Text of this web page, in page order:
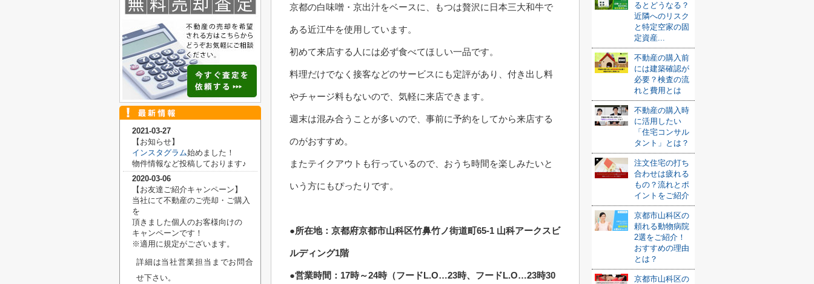
京都の白味噌・京出汁をベースに、もつは贅沢に日本三大和牛で
ある近江牛を使用しています。
初めて来店する人には必ず食べてほしい一品です。
料理だけでなく接客などのサービスにも定評があり、付き出し料
やチャージ料もないので、気軽に来店できます。
週末は混み合うことが多いので、事前に予約をしてから来店する
のがおすすめ。
またテイクアウトも行っているので、おうち時間を楽しみたいと
いう方にもぴったりです。
●所在地：京都府京都市山科区竹鼻竹ノ街道町65-1 山科アークスビ
ルディング1階
●営業時間：17時～24時（フードL.O…23時、フードL.O…23時30
るとどうなる？
近隣へのリスク
と特定空家の固
定資産...
不動産の購入前
には建築確認が
必要？検査の流
れと費用とは
不動産の購入時
に活用したい
「住宅コンサル
タント」とは？
注文住宅の打ち
合わせは疲れる
もの？流れとポ
イントをご紹介
京都市山科区の
頼れる動物病院
2選をご紹介！
おすすめの理由
とは？
京都市山科区の
2021-03-27
【お知らせ】
インスタグラム始めました！
物件情報など投稿しております♪
2020-03-06
【お友達ご紹介キャンペーン】
当社にて不動産のご売却・ご購入
を
頂きました個人のお客様向けの
キャンペーンです！
※適用に規定がございます。
詳細は当社営業担当までお問合
せ下さい。